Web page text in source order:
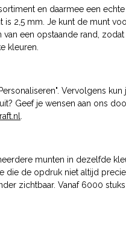
en daarmee een
2,5 mm. Je kunt de munt
een opstaande rand,
kleuren.
Vervolgens
Geef je wensen aan ons
munten in dezelfde
die de opdruk niet altijd
zichtbaar. Vanaf 6000